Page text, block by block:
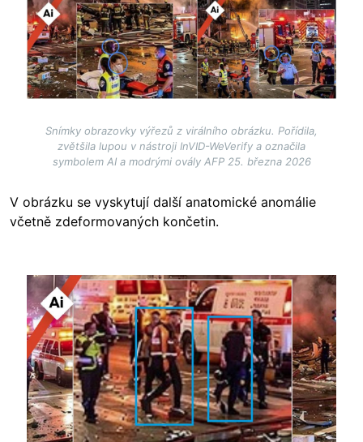
Snímky obrazovky výřezů z virálního obrázku. Pořídila,
zvětšila lupou v nástroji InVID-WeVerify a označila
symbolem AI a modrými ovály AFP 25. března 2026
V obrázku se vyskytují další anatomické anomálie
včetně zdeformovaných končetin.
Image